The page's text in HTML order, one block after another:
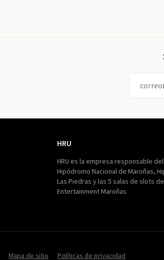
HRU
HRU es la empresa responsable del
Hipódromo Nacional de Maroñas,
Las Piedras y las 5 salas de slots de
Entertainment Maroñas
Mapa de sitio Políticas de privacidad